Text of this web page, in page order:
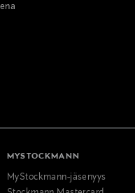
MYSTOCKMANN
MyStockmann-jäsenyys